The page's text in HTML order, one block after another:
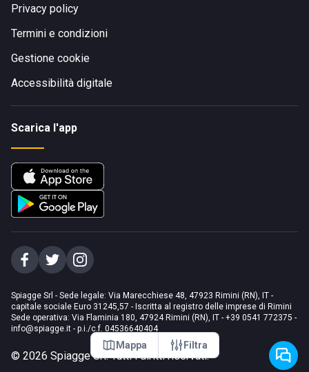
Mappa Filtra
Privacy policy
Termini e condizioni
Gestione cookie
Accessibilità digitale
Scarica l'app
Spiagge Srl - Sede legale: Via Marecchiese 48, 47923 Rimini (RN), IT -
capitale sociale Euro 31245,57 - Iscritta al registro delle imprese di Rimini
Sede operativa: Via Flaminia 180, 47924 Rimini (RN), IT - +39 0541 772375 -
info@spiagge.it - p.i./c.f. 04536640404
© 2026 Spiagge Srl. Tutti i diritti riservati.